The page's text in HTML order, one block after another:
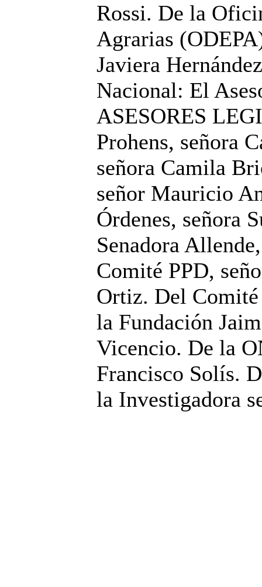
Rossi. De la
Agrarias
Javiera
Nacional: El
ASESORES
Prohens, señora
señora Camila
señor Mauricio
Órdenes, señora
Senadora
Comité PPD,
Ortiz. Del Comité
la Fundación
Vicencio. De la
Francisco Solís.
la Investigadora